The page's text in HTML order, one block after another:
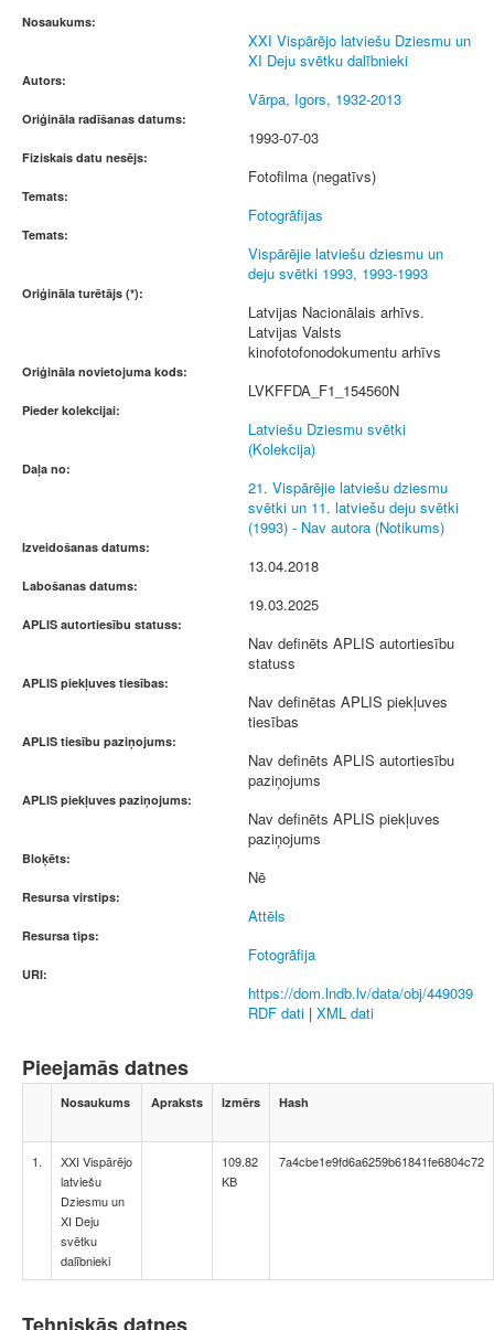
Nosaukums:
XXI Vispārējo latviešu Dziesmu un
XI Deju svētku dalībnieki
Autors:
Vārpa, Igors, 1932-2013
Oriģināla radīšanas datums:
1993-07-03
Fiziskais datu nesējs:
Fotofilma (negatīvs)
Temats:
Fotogrāfijas
Temats:
Vispārējie latviešu dziesmu un
deju svētki 1993, 1993-1993
Oriģināla turētājs (*):
Latvijas Nacionālais arhīvs.
Latvijas Valsts
kinofotofonodokumentu arhīvs
Oriģināla novietojuma kods:
LVKFFDA_F1_154560N
Pieder kolekcijai:
Latviešu Dziesmu svētki
(Kolekcija)
Daļa no:
21. Vispārējie latviešu dziesmu
svētki un 11. latviešu deju svētki
(1993) - Nav autora (Notikums)
Izveidošanas datums:
13.04.2018
Labošanas datums:
19.03.2025
APLIS autortiesību statuss:
Nav definēts APLIS autortiesību
statuss
APLIS piekļuves tiesības:
Nav definētas APLIS piekļuves
tiesības
APLIS tiesību paziņojums:
Nav definēts APLIS autortiesību
paziņojums
APLIS piekļuves paziņojums:
Nav definēts APLIS piekļuves
paziņojums
Bloķēts:
Nē
Resursa virstips:
Attēls
Resursa tips:
Fotogrāfija
URI:
https://dom.lndb.lv/data/obj/449039
RDF dati | XML dati
Pieejamās datnes
Nosaukums Apraksts Izmērs Hash
1.
XXI Vispārējo
latviešu
Dziesmu un
XI Deju
svētku
dalībnieki
109.82
KB
7a4cbe1e9fd6a6259b61841fe6804c72